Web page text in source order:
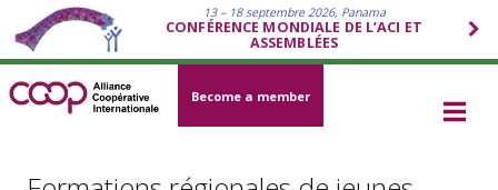
13 – 18 septembre 2026, Panama
CONFÉRENCE MONDIALE DE L’ACI ET
ASSEMBLÉES
Become a member